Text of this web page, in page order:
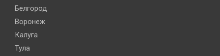
Белгород
Воронеж
Калуга
Тула